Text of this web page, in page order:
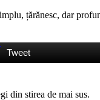
țărănesc, dar
Tweet
din stirea de mai sus.